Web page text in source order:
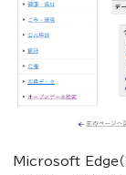
Microsoft Edge（